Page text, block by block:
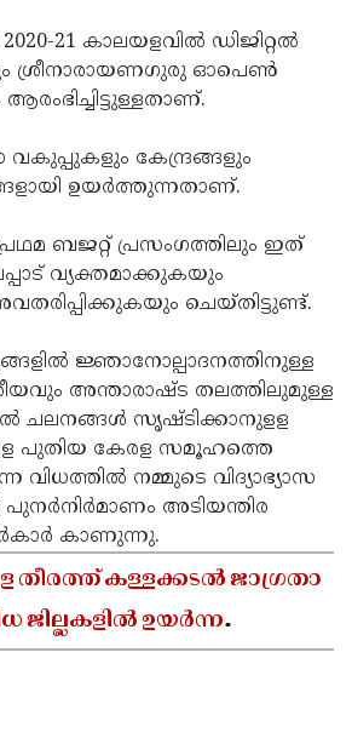
21 കാലയളവില്‍ ഡിജിറ്റല്‍
ശ്രീനാരായണഗുരു ഓപെണ്‍
വകുപ്പുകളും കേന്ദ്രങ്ങളും
ഉയര്‍ത്തുന്നതാണ്.
ബജറ്റ് പ്രസംഗത്തിലും ഇത്
വ്യക്തമാക്കുകയും
ചെയ്തിട്ടുണ്ട്.
ജ്ഞാനോല്പാദനത്തിനുള്ള
അന്താരാഷ്ട തലത്തിലുമുള്ള
ചലനങ്ങള്‍ സൃഷ്ടിക്കാനുളള
പുതിയ കേരള സമൂഹത്തെ
വിധത്തില്‍ നമ്മുടെ വിദ്യാഭ്യാസ
പുനര്‍നിര്‍മാണം അടിയന്തിര
കാണുന്നു.
തീരത്ത് കള്ളക്കടൽ ജാഗ്രതാ
ജില്ലകളിൽ ഉയർന്ന